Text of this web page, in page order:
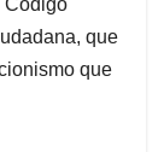
que
que